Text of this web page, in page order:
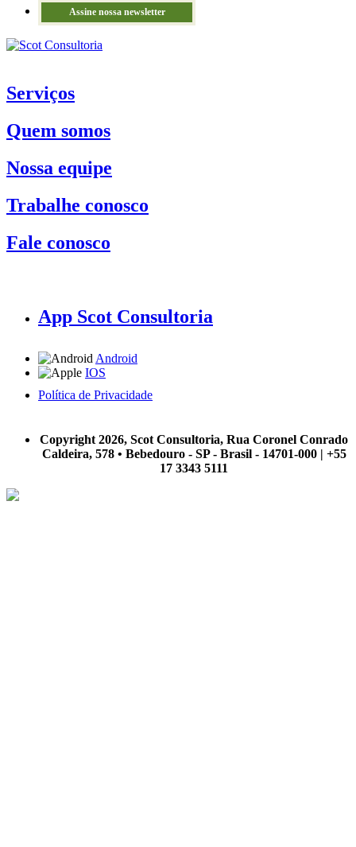
Assine nossa newsletter
Serviços
Quem somos
Nossa equipe
Trabalhe conosco
Fale conosco
App Scot Consultoria
Android
IOS
Política de Privacidade
Copyright 2026, Scot Consultoria, Rua Coronel Conrado
Caldeira, 578 • Bebedouro - SP - Brasil - 14701-000 | +55
17 3343 5111